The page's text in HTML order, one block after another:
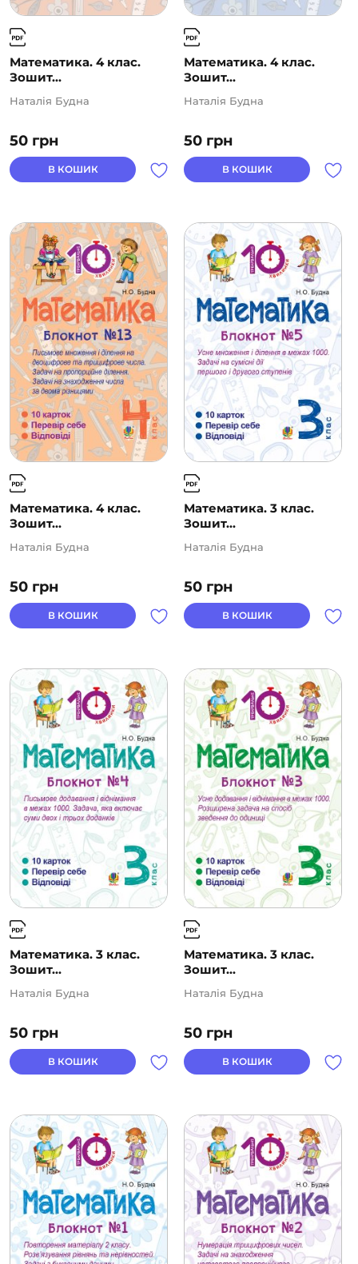
Математика. 4 клас.
Зошит...
50 грн
Наталія Будна
В КОШИК
Математика. 4 клас.
Зошит...
50 грн
Наталія Будна
В КОШИК
Математика. 4 клас.
Зошит...
50 грн
Наталія Будна
В КОШИК
Математика. 3 клас.
Зошит...
50 грн
Наталія Будна
В КОШИК
Математика. 3 клас.
Зошит...
50 грн
Наталія Будна
В КОШИК
Математика. 3 клас.
Зошит...
50 грн
Наталія Будна
В КОШИК